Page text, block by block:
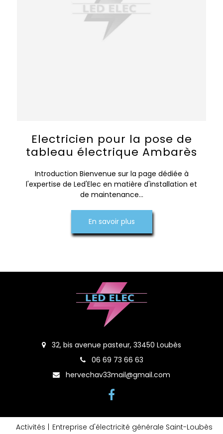
Electricien pour la pose de
tableau électrique Ambarès
Introduction Bienvenue sur la page dédiée à
l'expertise de Led'Elec en matière d'installation et
de maintenance...
En savoir plus
32, bis avenue pasteur, 33450 Loubès
06 69 73 66 63
hervechav33mail@gmail.com
Activités
Entreprise d'électricité générale Saint-Loubès